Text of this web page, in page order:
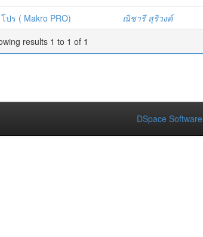
ปร ( Makro PRO)
ณิชารี สุริวงค์
results 1 to 1 of 1
DSpace Software